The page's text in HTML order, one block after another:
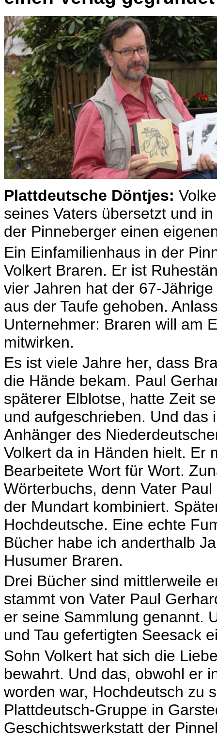
Plattdeutsche Döntjes:
seines Vaters übersetzt und
der Pinneberger einen
Ein Einfamilienhaus in der
Volkert Braren. Er ist
vier Jahren hat der 67-
aus der Taufe gehoben.
Unternehmer: Braren will am
mitwirken.
Es ist viele Jahre her, dass
die Hände bekam. Paul
späterer Elblotse, hatte Zeit
und aufgeschrieben. Und
Anhänger des
Volkert da in Händen hielt. Er
Bearbeitete Wort für Wort.
Wörterbuchs, denn Vater
der Mundart kombiniert.
Hochdeutsche. Eine echte
Bücher habe ich anderthalb
Husumer Braren.
Drei Bücher sind mittlerweile
stammt von Vater Paul
er seine Sammlung genannt.
und Tau gefertigten Seesack
Sohn Volkert hat sich die
bewahrt. Und das, obwohl er
worden war, Hochdeutsch zu
Plattdeutsch-Gruppe in
Geschichtswerkstatt der